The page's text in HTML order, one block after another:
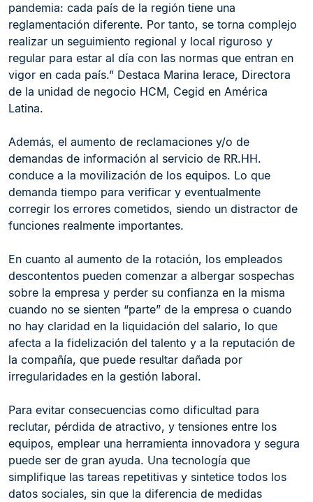
pandemia: cada país de la región tiene una
reglamentación diferente. Por tanto, se torna complejo
realizar un seguimiento regional y local riguroso y
regular para estar al día con las normas que entran en
vigor en cada país.” Destaca Marina Ierace, Directora
de la unidad de negocio HCM, Cegid en América
Latina.
Además, el aumento de reclamaciones y/o de
demandas de información al servicio de RR.HH.
conduce a la movilización de los equipos. Lo que
demanda tiempo para verificar y eventualmente
corregir los errores cometidos, siendo un distractor de
funciones realmente importantes.
En cuanto al aumento de la rotación, los empleados
descontentos pueden comenzar a albergar sospechas
sobre la empresa y perder su confianza en la misma
cuando no se sienten “parte” de la empresa o cuando
no hay claridad en la liquidación del salario, lo que
afecta a la fidelización del talento y a la reputación de
la compañía, que puede resultar dañada por
irregularidades en la gestión laboral.
Para evitar consecuencias como dificultad para
reclutar, pérdida de atractivo, y tensiones entre los
equipos, emplear una herramienta innovadora y segura
puede ser de gran ayuda. Una tecnología que
simplifique las tareas repetitivas y sintetice todos los
datos sociales, sin que la diferencia de medidas